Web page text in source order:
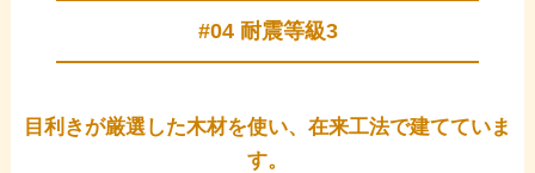
#04 耐震等級3
目利きが厳選した木材を使い、在来工法で建てていま
す。